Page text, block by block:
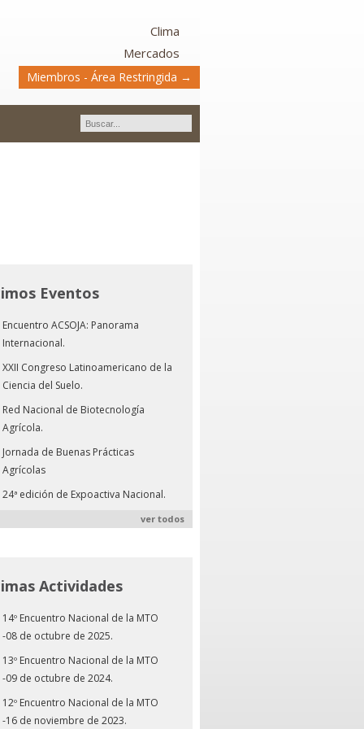
Clima
Mercados
Miembros - Área Restringida →
Eventos
Encuentro ACSOJA: Panorama
Internacional.
XXII Congreso Latinoamericano de la
Ciencia del Suelo.
Red Nacional de Biotecnología
Agrícola.
Jornada de Buenas Prácticas
Agrícolas
24ª edición de Expoactiva Nacional.
ver todos
Actividades
14º Encuentro Nacional de la MTO
-08 de octubre de 2025.
13º Encuentro Nacional de la MTO
-09 de octubre de 2024.
12º Encuentro Nacional de la MTO
-16 de noviembre de 2023.